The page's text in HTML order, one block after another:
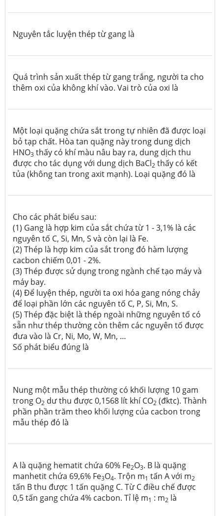
Nguyên tắc luyện thép từ gang là
Quá trình sản xuất thép từ gang trắng, người ta cho
thêm oxi của không khí vào. Vai trò của oxi là
Một loại quặng chứa sắt trong tự nhiên đã được loại
bỏ tạp chất. Hòa tan quặng này trong dung dịch
HNO3 thấy có khí màu nâu bay ra, dung dịch thu
được cho tác dụng với dung dịch BaCl2 thấy có kết
tủa (không tan trong axit mạnh). Loại quặng đó là
Cho các phát biểu sau:
(1) Gang là hợp kim của sắt chứa từ 1 - 3,1% là các
nguyên tố C, Si, Mn, S và còn lại là Fe.
(2) Thép là hợp kim của sắt trong đó hàm lượng
cacbon chiếm 0,01 - 2%.
(3) Thép được sử dụng trong ngành chế tạo máy và
máy bay.
(4) Để luyện thép, người ta oxi hóa gang nóng chảy
để loại phần lớn các nguyên tố C, P, Si, Mn, S.
(5) Thép đặc biệt là thép ngoài những nguyên tố có
sẵn như thép thường còn thêm các nguyên tố được
đưa vào là Cr, Ni, Mo, W, Mn, …
Số phát biểu đúng là
Nung một mẫu thép thường có khối lượng 10 gam
trong O2 dư thu được 0,1568 lít khí CO2 (đktc). Thành
phần phần trăm theo khối lượng của cacbon trong
mẫu thép đó là
A là quặng hematit chứa 60% Fe2O3. B là quặng
manhetit chứa 69,6% Fe3O4. Trộn m1 tấn A với m2
tấn B thu được 1 tấn quặng C. Từ C điều chế được
0,5 tấn gang chứa 4% cacbon. Tỉ lệ m1 : m2 là